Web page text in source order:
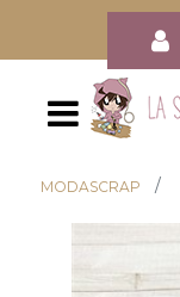
Open
MODASCRAP